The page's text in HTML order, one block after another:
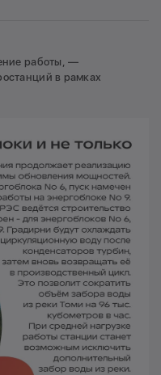
работы, —
в рамках